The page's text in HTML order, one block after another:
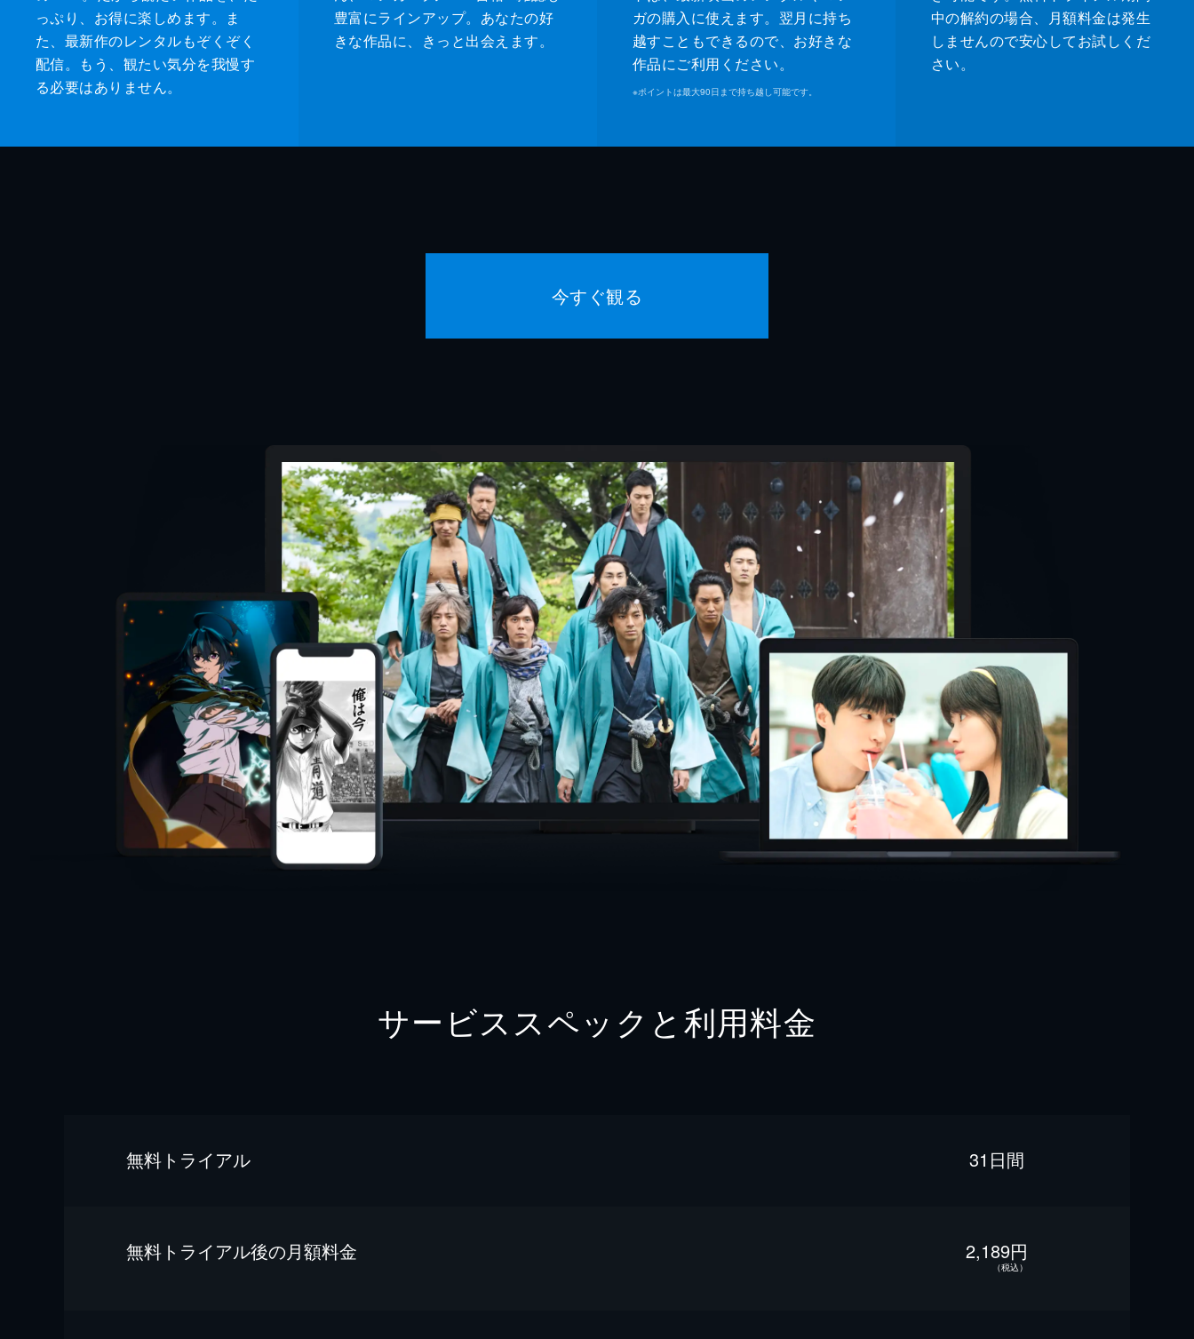
っぷり、お得に楽しめます。ま
た、最新作のレンタルもぞくぞく
配信。もう、観たい気分を我慢す
る必要はありません。
豊富にラインアップ。あなたの好
きな作品に、きっと出会えます。
ガの購入に使えます。翌月に持ち
越すこともできるので、お好きな
作品にご利用ください。
※ポイントは最大90日まで持ち越し可能です。
中の解約の場合、月額料金は発生
しませんので安心してお試しくだ
さい。
今すぐ観る
サービススペックと利用料金
無料トライアル 31日間
無料トライアル後の⽉額料金 2,189円
（税込）